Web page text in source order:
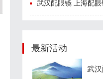
武汉配眼镜 上海配眼
最新活动
武